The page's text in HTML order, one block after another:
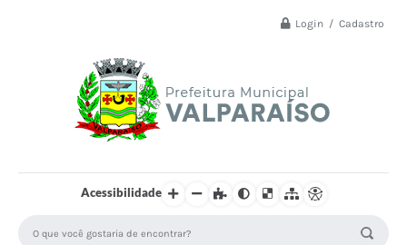
Login / Cadastro
Acessibilidade